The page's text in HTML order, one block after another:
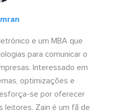
e um MBA que
para comunicar o
Interessado em
optimizações e
se por oferecer
leitores. Zain é um fã de